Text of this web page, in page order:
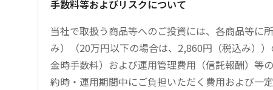
手数料等およびリスクについて
当社で取扱う商品等へのご投資には、各商品等に
み）（20万円以下の場合は、2,860円（税込み）
金時手数料）および運用管理費用（信託報酬）等
約時・運用期間中にご負担いただく費用および一